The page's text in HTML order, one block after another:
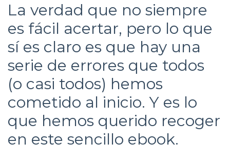
La verdad que no siempre
es fácil acertar, pero lo que
sí es claro es que hay una
serie de errores que todos
(o casi todos) hemos
cometido al inicio. Y es lo
que hemos querido recoger
en este sencillo ebook.